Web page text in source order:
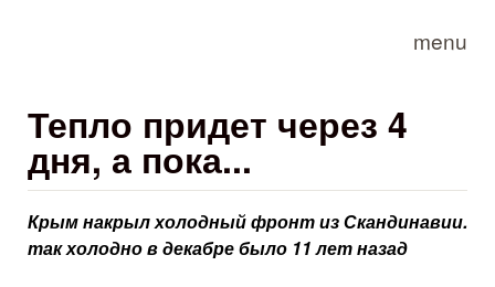
menu
Тепло придет через 4
дня, а пока...
Крым накрыл холодный фронт из Скандинавии.
так холодно в декабре было 11 лет назад